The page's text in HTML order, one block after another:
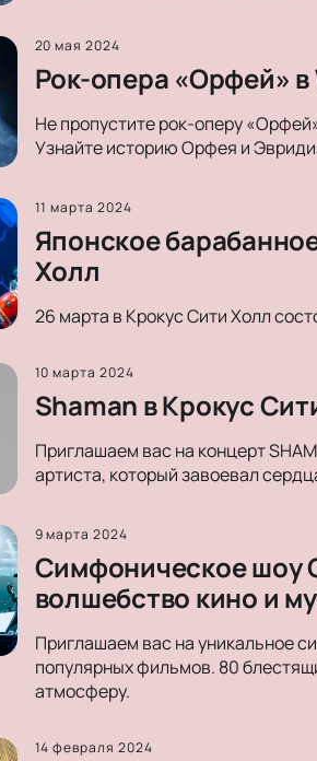
20 мая 2024
Рок-опера «Орфей»
Не пропустите рок-оперу
Узнайте историю Орфея и
11 марта 2024
Японское
Холл
26 марта в Крокус Сити Холл
10 марта 2024
Shaman в Крокус
Приглашаем вас на концерт
артиста, который завоевал
9 марта 2024
Симфоническое шоу
волшебство кино и
Приглашаем вас на уникальное
популярных фильмов. 80
атмосферу.
14 февраля 2024